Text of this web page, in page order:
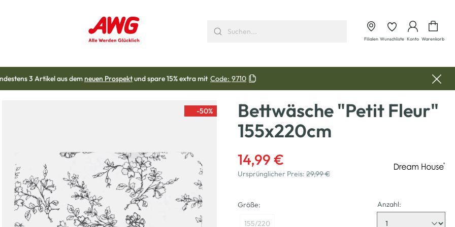
Filialen Wunschliste Konto Warenkorb
3 Artikel aus demneuen Prospektund spare 15% extra mit Code: 9710
-50%
Bettwäsche "Petit Fleur"
155x220cm
14,99 €
Ursprünglicher Preis: 29,99 €
Größe:
155/220
Anzahl: